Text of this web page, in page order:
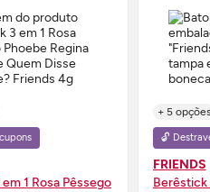
1 Rosa Pêssego
+ 5 opções
🔓
FRIENDS
Berêstick